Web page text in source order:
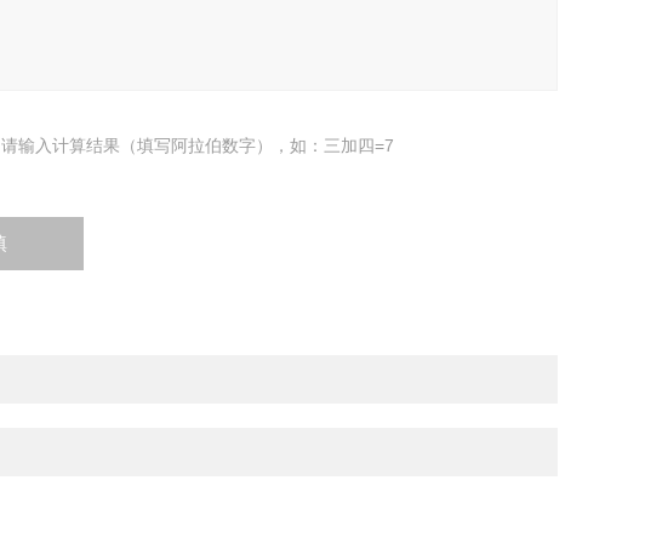
请输入计算结果（填写阿拉伯数字），如：三加四=7